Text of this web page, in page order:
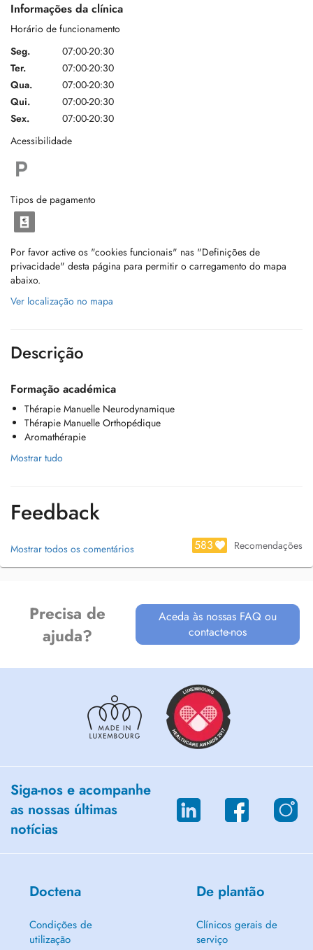
Informações da clínica
Horário de funcionamento
Seg.
07:00-20:30
Ter.
07:00-20:30
Qua.
07:00-20:30
Qui.
07:00-20:30
Sex.
07:00-20:30
Acessibilidade
Tipos de pagamento
Por favor active os "cookies funcionais" nas "Definições de
privacidade" desta página para permitir o carregamento do mapa
abaixo.
Ver localização no mapa
Descrição
Formação académica
Thérapie Manuelle Neurodynamique
Thérapie Manuelle Orthopédique
Aromathérapie
Mostrar tudo
Feedback
Mostrar todos os comentários 583 Recomendações
Precisa de
ajuda?
Aceda às nossas FAQ ou
contacte-nos
Siga-nos e acompanhe
as nossas últimas
notícias
Doctena
Condições de
utilização
De plantão
Clínicos gerais de
serviço